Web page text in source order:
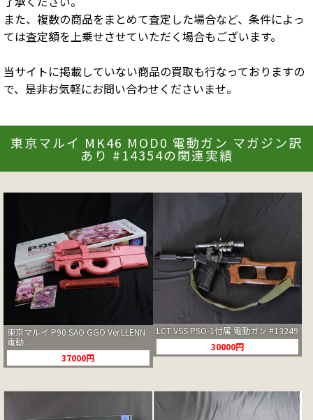
また、複数の商品をまとめて査定した場合など、条件によっ
ては査定額を上乗せさせていただく場合もございます。
当サイトに掲載していない商品の買取も行なっておりますの
で、是非お気軽にお問い合わせくださいませ。
東京マルイ MK46 MOD0 電動ガン マガジン訳
あり #14354の関連実績
東京マルイ P90 SAO GGO Ver.LLENN
電動...
37000円
LCT VSS PSO-1付属 電動ガン #13249
30000円